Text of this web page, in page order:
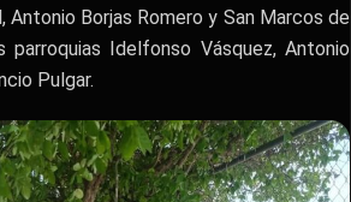
Antonio Borjas Romero y San Marcos de
parroquias Idelfonso Vásquez, Antonio
Pulgar.